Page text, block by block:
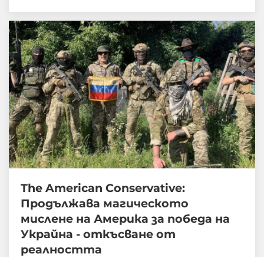
The American Conservative:
Продължава магическото
мислене на Америка за победа на
Украйна - откъсване от
реалността